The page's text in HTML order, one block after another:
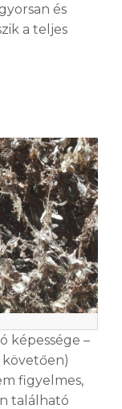
és
a teljes
képessége –
figyelmes,
található